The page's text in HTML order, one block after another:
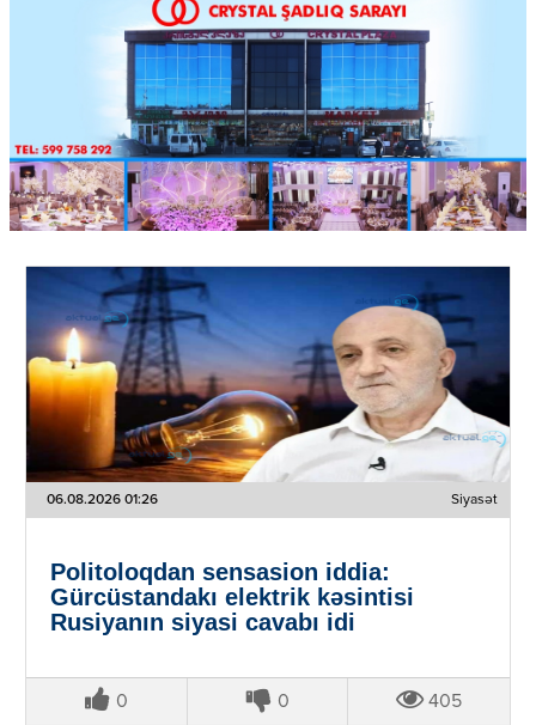
06.08.2026 01:26 Siyasət
Politoloqdan sensasion iddia:
Gürcüstandakı elektrik kəsintisi
Rusiyanın siyasi cavabı idi
0 0 405